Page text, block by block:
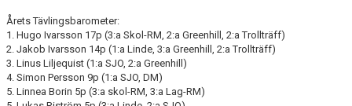
KONTAKT
SPONSORER
MEDLEMSKAP
Årets Tävlingsbarometer:
1. Hugo Ivarsson 17p (3:a Skol-RM, 2:a Greenhill, 2:a Trollträff)
2. Jakob Ivarsson 14p (1:a Linde, 3:a Greenhill, 2:a Trollträff)
3. Linus Liljequist (1:a SJO, 2:a Greenhill)
4. Simon Persson 9p (1:a SJO, DM)
5. Linnea Borin 5p (3:a skol-RM, 3:a Lag-RM)